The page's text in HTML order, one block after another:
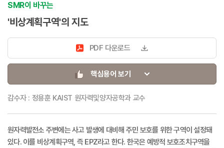
SMR이 바꾸는
'비상계획구역'의 지도
PDF 다운로드
핵심용어 보기
감수자 : 정용훈 KAIST 원자력및양자공학과 교수
원자력발전소 주변에는 사고 발생에 대비해 주민 보호를 위한 구역이 설정돼
있다. 이를 비상계획구역, 즉 EPZ라고 한다. 한국은 예방적 보호조치구역을